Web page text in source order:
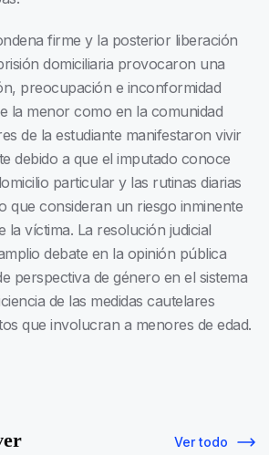
firme y la posterior liberación
domiciliaria provocaron una
preocupación e inconformidad
la menor como en la comunidad
de la estudiante manifestaron vivir
debido a que el imputado conoce
particular y las rutinas diarias
que consideran un riesgo inminente
la víctima. La resolución judicial
debate en la opinión pública
perspectiva de género en el sistema
de las medidas cautelares
que involucran a menores de edad.
Ver todo